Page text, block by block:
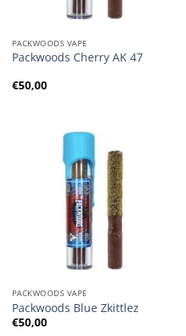
PACKWOODS VAPE
Packwoods Cherry AK 47
€50,00
PACKWOODS VAPE
Packwoods Blue Zkittlez
€50,00